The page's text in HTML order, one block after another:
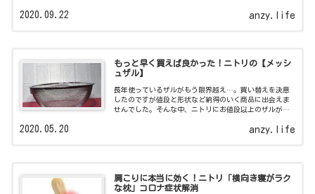
anzy.life
2020.09.22
もっと早く買えば良かった！ニトリの【メッシ
ュザル】
長年使っているザルがもう限界越え…。買い替えを決意
したのですが値段と形状など納得のいく商品に出会えま
せんでした。そんな中、ニトリにお値段以上のザルがあ
anzy.life
2020.05.20
肩こりに本当に効く！ニトリ「横向き寝がラク
な枕」コロナ症状解消